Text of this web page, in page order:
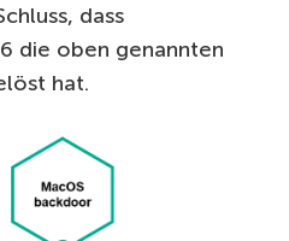
dass
die oben genannten
hat.